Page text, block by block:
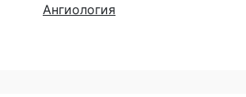
Ангиология